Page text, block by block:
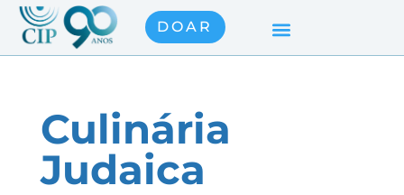
DOAR
Culinária
Judaica